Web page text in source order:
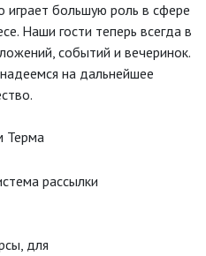
играет большую роль в сфере
Наши гости теперь всегда в
событий и вечеринок.
на дальнейшее
Терма
для